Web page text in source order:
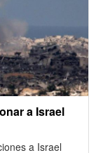
a Israel
a Israel